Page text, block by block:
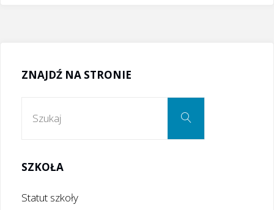
ZNAJDŹ NA STRONIE
Szukaj
SZKOŁA
Statut szkoły